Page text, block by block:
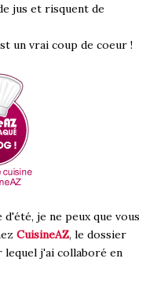
jus et risquent de
un vrai coup de coeur !
je ne peux que vous
CuisineAZ, le dossier
lequel j'ai collaboré en